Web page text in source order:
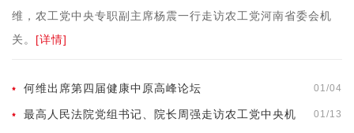
维，农工党中央专职副主席杨震一行走访农工党河南省委会机
关。 [详情]
01/04
何维出席第四届健康中原高峰论坛
01/13
最高人民法院党组书记、院长周强走访农工党中央机